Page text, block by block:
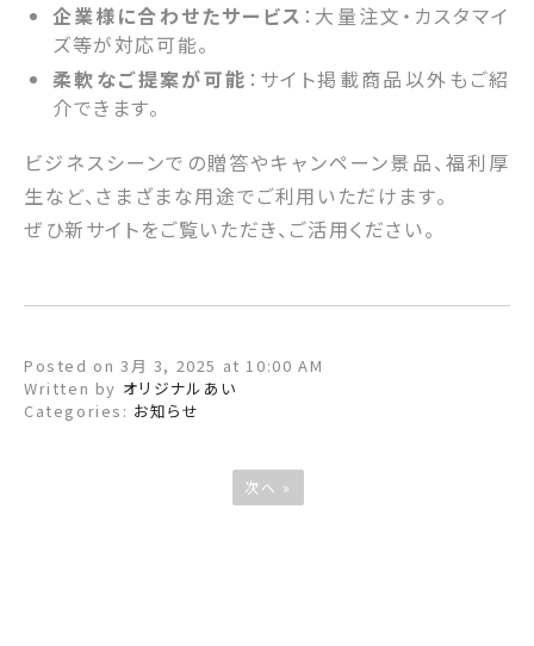
企業様に合わせたサービス ：大量注文・カスタマイ
ズ等が対応可能。
柔軟なご提案が可能 ：サイト掲載商品以外もご紹
介できます。
ビジネスシーンでの贈答やキャンペーン景品、福利厚
生など、さまざまな用途でご利用いただけます。
ぜひ新サイトをご覧いただき、ご活用ください。
Posted on 3月 3, 2025 at 10:00 AM
Written by オリジナルあい
Categories: お知らせ
次へ »